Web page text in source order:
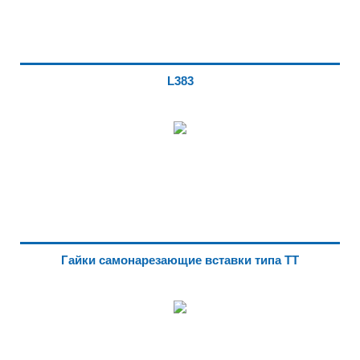
L383
Гайки самонарезающие вставки типа TT